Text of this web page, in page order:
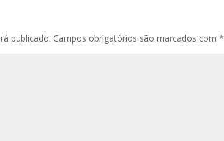
publicado. Campos obrigatórios são marcados com*